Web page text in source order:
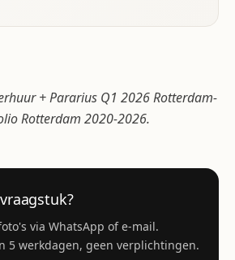
+ Pararius Q1 2026 Rotterdam-
Rotterdam 2020-2026.
via WhatsApp of e-mail.
5 werkdagen, geen verplichtingen.